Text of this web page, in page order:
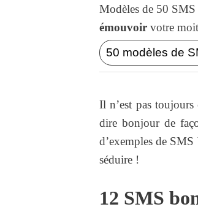
Modèles de 50
émouvoir votre
50 modèles de
Il n’est pas
dire bonjour de
d’exemples de
séduire !
12 SMS